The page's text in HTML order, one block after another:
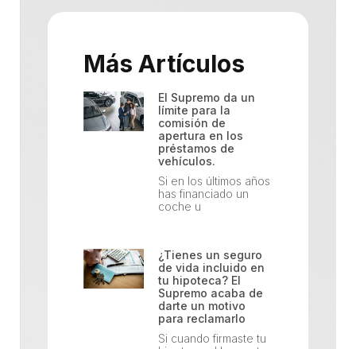
Más Artículos
El Supremo da un
límite para la
comisión de
apertura en los
préstamos de
vehículos.
Si en los últimos años
has financiado un
coche u
¿Tienes un seguro
de vida incluido en
tu hipoteca? El
Supremo acaba de
darte un motivo
para reclamarlo
Si cuando firmaste tu